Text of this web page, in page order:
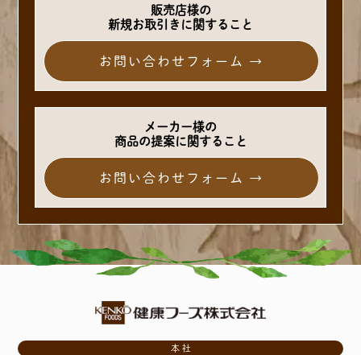
販売店様の
新規お取引きに関すること
お問い合わせフォーム →
メーカー様の
商品の提案に関すること
お問い合わせフォーム →
本社